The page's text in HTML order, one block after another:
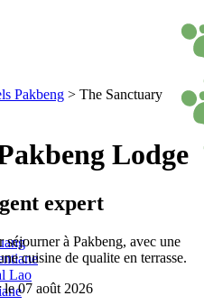
Lao
Pakbeng > The Sanctuary
Lodge
expert
à Pakbeng, avec une
cuisine de qualite en terrasse.
07 août 2026